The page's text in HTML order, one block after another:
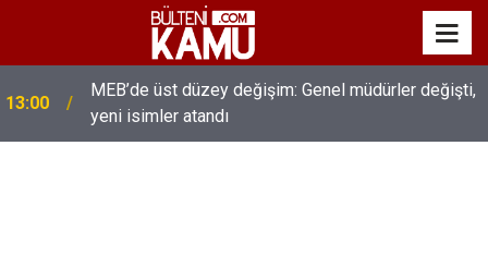
13:00
MEB’de üst düzey değişim: Genel müdürler değişti,
yeni isimler atandı